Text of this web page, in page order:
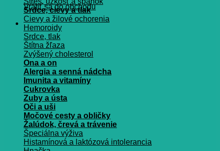
Vrátiť sa do obchodu
Srdce, cievy a tlak
Cievy a žilové ochorenia
Hemoroidy
Srdce, tlak
Štítna žľaza
Zvýšený cholesterol
Ona a on
Alergia a senná nádcha
Imunita a vitamíny
Cukrovka
Zuby a ústa
Oči a uši
Močové cesty a obličky
Žalúdok, črevá a trávenie
Špeciálna výživa
Histamínová a laktózová intolerancia